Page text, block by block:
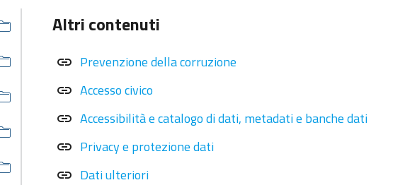
Altri contenuti
link Prevenzione della corruzione
link Accesso civico
link Accessibilità e catalogo di dati, metadati e banche dati
link Privacy e protezione dati
link Dati ulteriori